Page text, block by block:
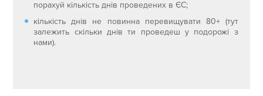
порахуй кількість днів проведених в ЄС;
кількість днів не повинна перевищувати 80+ (тут
залежить скільки днів ти проведеш у подорожі з
нами).